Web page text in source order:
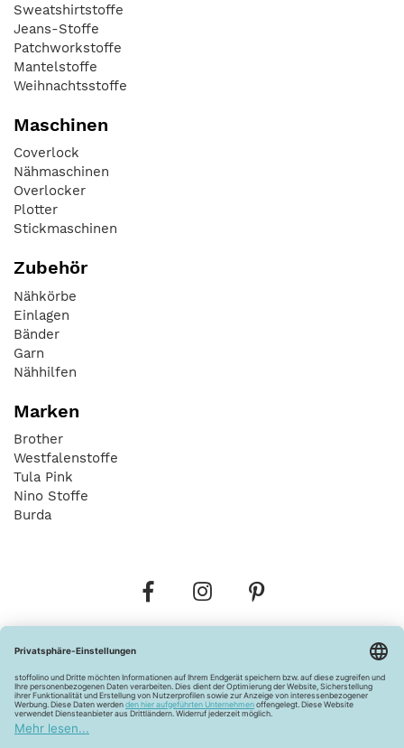
Sweatshirtstoffe
Jeans-Stoffe
Patchworkstoffe
Mantelstoffe
Weihnachtsstoffe
Maschinen
Coverlock
Nähmaschinen
Overlocker
Plotter
Stickmaschinen
Zubehör
Nähkörbe
Einlagen
Bänder
Garn
Nähhilfen
Marken
Brother
Westfalenstoffe
Tula Pink
Nino Stoffe
Burda
Widerrufsbelehrung Vertrag widerrufen
Barrierefreiheitserklärung